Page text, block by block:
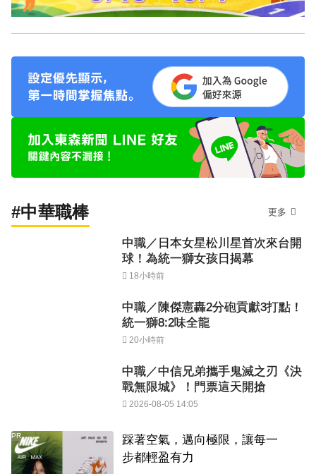
#中華職棒 更多
中職／日本女星松川星首次來台開
球！為統一獅女孩日揭幕
18小時前
中職／陳傑憲轟2分砲貢獻3打點！
統一獅8:2味全龍
20小時前
中職／中信兄弟攜手鬼滅之刃《決
戰無限城》！門票這天開搶
2026-08-05 14:05
踩著空氣，邁向極限，讓每一
步都輕盈有力
PR